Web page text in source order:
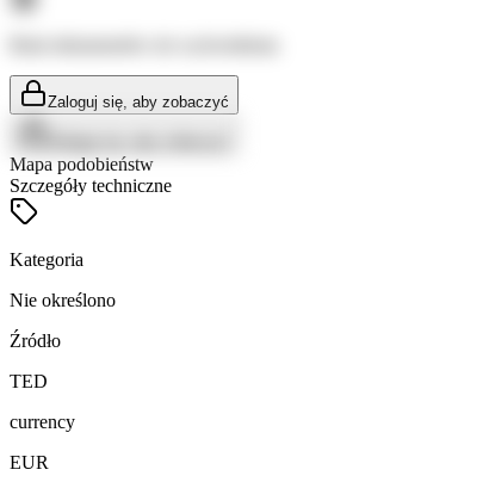
Zaloguj się, aby zobaczyć
Mapa podobieństw
Szczegóły techniczne
Kategoria
Nie określono
Źródło
TED
currency
EUR